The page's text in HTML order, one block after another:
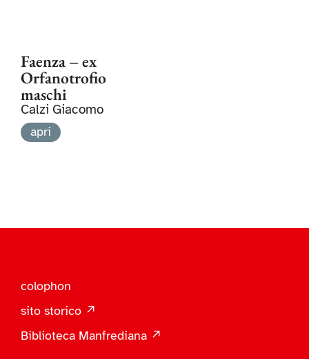
Faenza – ex
Orfanotrofio
maschi
Calzi Giacomo
apri
colophon
sito storico ↗
Biblioteca Manfrediana ↗